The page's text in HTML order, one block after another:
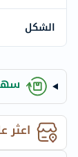
الشكل
اعثر